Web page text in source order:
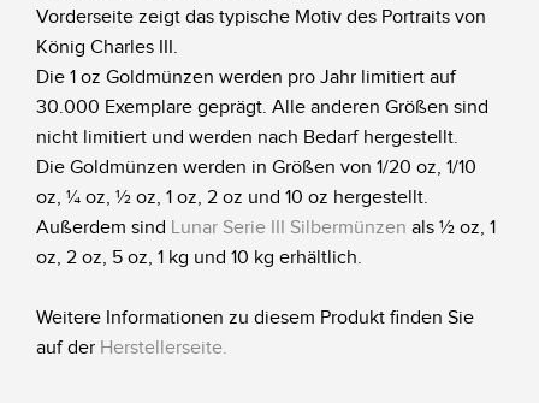
Vorderseite zeigt das typische Motiv des Portraits von
König Charles III.
Die 1 oz Goldmünzen werden pro Jahr limitiert auf
30.000 Exemplare geprägt. Alle anderen Größen sind
nicht limitiert und werden nach Bedarf hergestellt.
Die Goldmünzen werden in Größen von 1/20 oz, 1/10
oz, ¼ oz, ½ oz, 1 oz, 2 oz und 10 oz hergestellt.
Außerdem sind Lunar Serie III Silbermünzen als ½ oz, 1
oz, 2 oz, 5 oz, 1 kg und 10 kg erhältlich.
Weitere Informationen zu diesem Produkt finden Sie
auf der Herstellerseite.